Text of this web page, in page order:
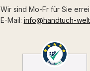
Wir sind Mo-Fr für Sie
E-Mail: info@handtuch-